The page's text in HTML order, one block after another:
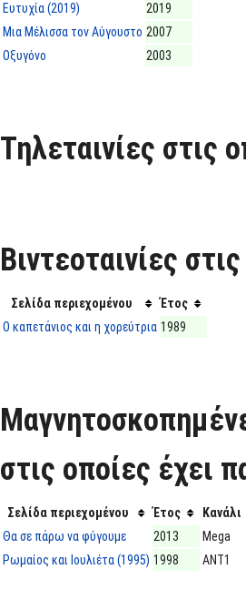
Ευτυχία (2019)
2019
Μια Μέλισσα τον Αύγουστο 2007
Οξυγόνο
2003
Τηλεταινίες στις
Βιντεοταινίες
Σελίδα περιεχομένου
Έτος
Ο καπετάνιος και η χορεύτρια 1989
στις οποίες έχει
Σελίδα περιεχομένου Έτος
Κανάλι
Θα σε πάρω να φύγουμε
2013
Mega
Ρωμαίος και Ιουλιέτα (1995) 1998 ΑΝΤ1